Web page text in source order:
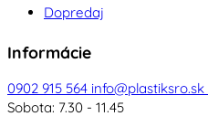
Dopredaj
Informácie
0902 915 564 info@plastiksro.sk
Sobota: 7.30 - 11.45